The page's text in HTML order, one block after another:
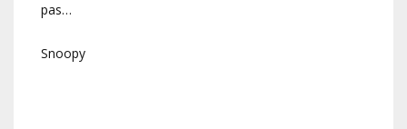
pas…
Snoopy